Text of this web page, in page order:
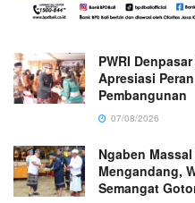
PWRI
Apresiasi
Pembangunan
07/08/2026
Ngaben
Mengandang,
Semangat